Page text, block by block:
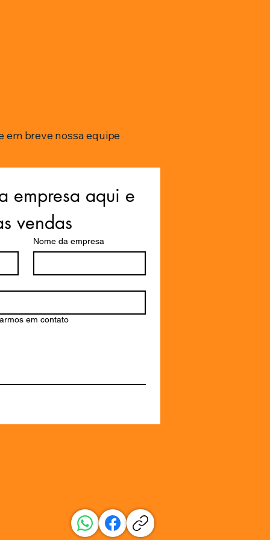
em breve nossa equipe
empresa aqui e
vendas
Nome da empresa
em contato